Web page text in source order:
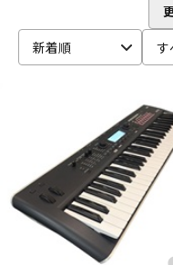
DTM オンライン納
配信/ライブ機器
中古
STAY
Studiologic
SUZUKI
T-Y
YAMAHA
キョーリツ 甲南
新着順
す